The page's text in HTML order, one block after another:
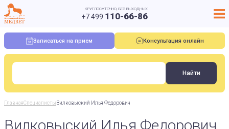
КРУГЛОСУТОЧНО, БЕЗ ВЫХОДНЫХ
+7 499 110-66-86
Записаться на прием Консультация онлайн
ГлавнаяСпециалистыВилковыский Илья Федорович
Вилковыский Илья Федорович